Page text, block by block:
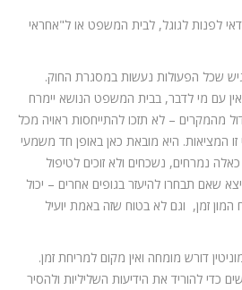
לפנות לגוגל, לבית המשפט או ל"אחראי
שכל הפעולות נעשות במסגרת החוק.
אין עם מי לדבר, בבית המשפט הנושא יימרח
מהמקרים – לא תזכו להתייחסות ראויה מכל
המציאות. היא מובאת כאן באופן חד משמעי
נמרחים, נשכחים ולא זוכים לטיפול
שאם תבחרו להיעזר בגופים אחרים – יכול
המון זמן, וגם לא בטוח שזה באמת יועיל
דורש מומחה ואין מקום למריחת זמן.
כדי להוריד את הידיעות השליליות ולהסיר